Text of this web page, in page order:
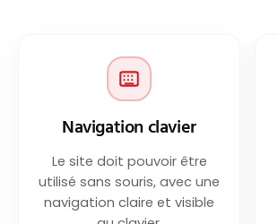
Navigation clavier
Le site doit pouvoir être
utilisé sans souris, avec une
navigation claire et visible